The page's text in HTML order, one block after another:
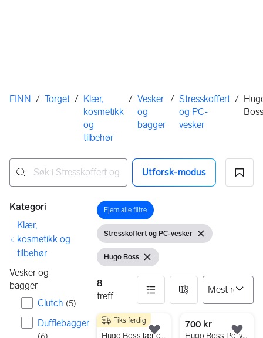
Her er du
FINN / Torget / Klær,
kosmetikk
og
tilbehør
/ Vesker
og
bagger
/ Stresskoffert
og PC-
vesker
/
Boss
Utforsk-modus
Filtre
Kategori
Klær,
kosmetikk og
tilbehør
Vesker og
bagger
Clutch (5)
Dufflebagger
Åpne filter
Fjern alle filtre
Vis filter
Stresskoffert og PC-vesker Fjern filter
Vis filter
Hugo Boss Fjern filter
8
treff
8 resultater
550 kr
Hugo Boss lær clutch/mappe svart unisex
Fiks ferdig
Legg til som favoritt.
700 kr
Hugo Boss Pc-veska